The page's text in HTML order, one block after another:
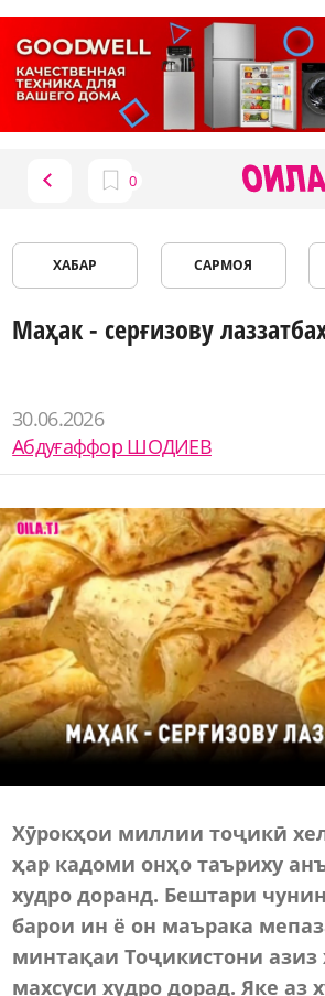
ХАБАР САРМОЯ
Маҳак - серғизову
30.06.2026
Абдуғаффор ШОДИЕВ
Хӯрокҳои миллии тоҷикӣ
ҳар кадоми онҳо таъриху
худро доранд. Бештари чунин
барои ин ё он маърака
минтақаи Тоҷикистони азиз
махсуси худро дорад. Яке аз